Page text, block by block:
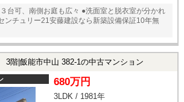
台可、南側お庭も広々 ●洗面室と脱衣室が分かれ
ンチュリー21安藤建設なら新築設備保証10年無
階|飯能市中山 382-1の中古マンション
680万円
3LDK / 1981年